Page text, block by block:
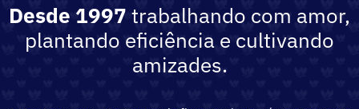
Desde 1997 trabalhando com amor,
plantando eficiência e cultivando
amizades.